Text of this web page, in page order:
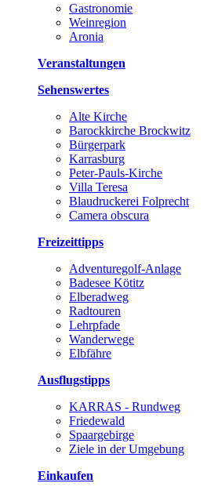
Gastronomie
Weinregion
Aronia
Veranstaltungen
Sehenswertes
Alte Kirche
Barockkirche Brockwitz
Bürgerpark
Karrasburg
Peter-Pauls-Kirche
Villa Teresa
Blaudruckerei Folprecht
Camera obscura
Freizeittipps
Adventuregolf-Anlage
Badesee Kötitz
Elberadweg
Radtouren
Lehrpfade
Wanderwege
Elbfähre
Ausflugstipps
KARRAS - Rundweg
Friedewald
Spaargebirge
Ziele in der Umgebung
Einkaufen